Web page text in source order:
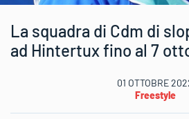
La squadra di Cdm di
ad Hintertux fino al 7
01 OTTOBRE
Freestyle